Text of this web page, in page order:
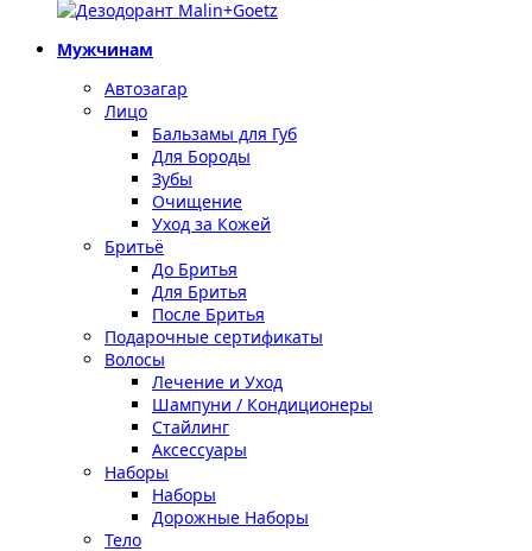
Мужчинам
Автозагар
Лицо
Бальзамы для Губ
Для Бороды
Зубы
Очищение
Уход за Кожей
Бритьё
До Бритья
Для Бритья
После Бритья
Подарочные сертификаты
Волосы
Лечение и Уход
Шампуни / Кондиционеры
Стайлинг
Аксессуары
Наборы
Наборы
Дорожные Наборы
Тело